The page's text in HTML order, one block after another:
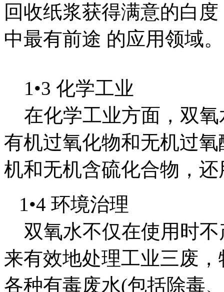
回收纸浆获得满意的白
中最有前途 的应用领域。
1•3 化学工业
在化学工业方面，双氧
有机过氧化物和无机过
机和无机含硫化合物，
1•4 环境治理
双氧水不仅在使用时不
来有效地处理工业三废
各种有毒废水(包括除毒